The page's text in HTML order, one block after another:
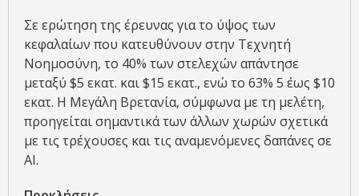
Σε ερώτηση της έρευνας για το ύψος των
κεφαλαίων που κατευθύνουν στην Τεχνητή
Νοημοσύνη, το 40% των στελεχών απάντησε
μεταξύ $5 εκατ. και $15 εκατ., ενώ το 63% 5 έως $10
εκατ. Η Μεγάλη Βρετανία, σύμφωνα με τη μελέτη,
προηγείται σημαντικά των άλλων χωρών σχετικά
με τις τρέχουσες και τις αναμενόμενες δαπάνες σε
ΑΙ.